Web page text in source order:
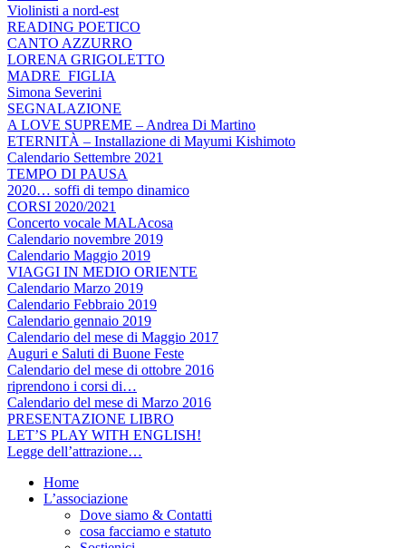
Violinisti a nord-est
READING POETICO
CANTO AZZURRO
LORENA GRIGOLETTO
MADRE_FIGLIA
Simona Severini
SEGNALAZIONE
A LOVE SUPREME – Andrea Di Martino
ETERNITÀ – Installazione di Mayumi Kishimoto
Calendario Settembre 2021
TEMPO DI PAUSA
2020… soffi di tempo dinamico
CORSI 2020/2021
Concerto vocale MALAcosa
Calendario novembre 2019
Calendario Maggio 2019
VIAGGI IN MEDIO ORIENTE
Calendario Marzo 2019
Calendario Febbraio 2019
Calendario gennaio 2019
Calendario del mese di Maggio 2017
Auguri e Saluti di Buone Feste
Calendario del mese di ottobre 2016
riprendono i corsi di…
Calendario del mese di Marzo 2016
PRESENTAZIONE LIBRO
LET’S PLAY WITH ENGLISH!
Legge dell’attrazione…
Home
L’associazione
Dove siamo & Contatti
cosa facciamo e statuto